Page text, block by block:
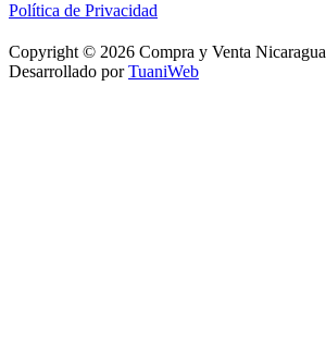
Política de Privacidad
Copyright © 2026 Compra y Venta Nicaragua
Desarrollado porTuaniWeb